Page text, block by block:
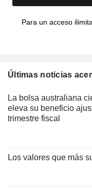
Para un acceso
Últimas noticias
La bolsa australiana
eleva su beneficio
trimestre fiscal
Los valores que más